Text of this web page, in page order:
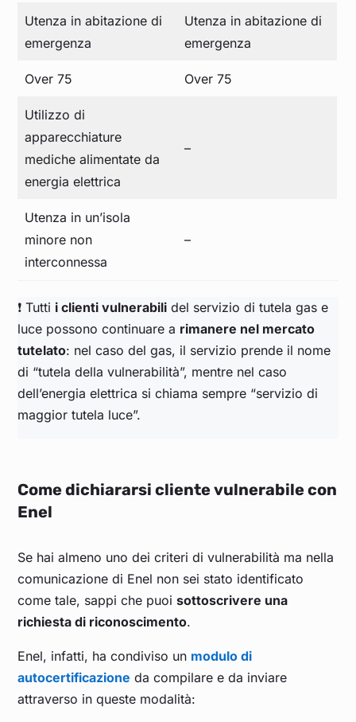
Utenza in abitazione di
emergenza
Utenza in abitazione di
emergenza
Over 75 Over 75
Utilizzo di
apparecchiature
mediche alimentate da
energia elettrica
–
Utenza in un’isola
minore non
interconnessa
–
❗ Tutti i clienti vulnerabili del servizio di tutela gas e
luce possono continuare a rimanere nel mercato
tutelato: nel caso del gas, il servizio prende il nome
di “tutela della vulnerabilità”, mentre nel caso
dell’energia elettrica si chiama sempre “servizio di
maggior tutela luce”.
Come dichiararsi cliente vulnerabile con
Enel
Se hai almeno uno dei criteri di vulnerabilità ma nella
comunicazione di Enel non sei stato identificato
come tale, sappi che puoisottoscrivere una
richiesta di riconoscimento.
Enel, infatti, ha condiviso un modulo di
autocertificazione da compilare e da inviare
attraverso in queste modalità: